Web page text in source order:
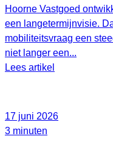
Hoorne Vastgoed
een langetermijnvisie.
mobiliteitsvraag een
niet langer een...
Lees artikel
17 juni 2026
3 minuten